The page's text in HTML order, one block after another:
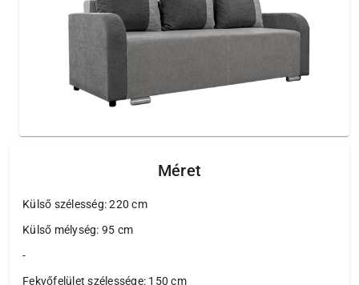
Méret
Külső szélesség: 220 cm
Külső mélység: 95 cm
-
Fekvőfelület szélessége: 150 cm